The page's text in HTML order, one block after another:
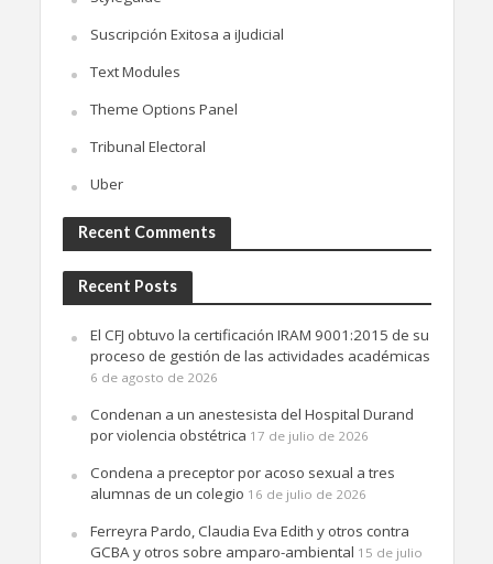
Suscripción Exitosa a iJudicial
Text Modules
Theme Options Panel
Tribunal Electoral
Uber
Recent Comments
Recent Posts
El CFJ obtuvo la certificación IRAM 9001:2015 de su
proceso de gestión de las actividades académicas
6 de agosto de 2026
Condenan a un anestesista del Hospital Durand
por violencia obstétrica 17 de julio de 2026
Condena a preceptor por acoso sexual a tres
alumnas de un colegio 16 de julio de 2026
Ferreyra Pardo, Claudia Eva Edith y otros contra
GCBA y otros sobre amparo-ambiental 15 de julio